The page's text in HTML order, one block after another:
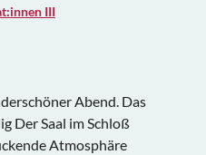
III
Abend. Das
Der Saal im Schloß
Atmosphäre